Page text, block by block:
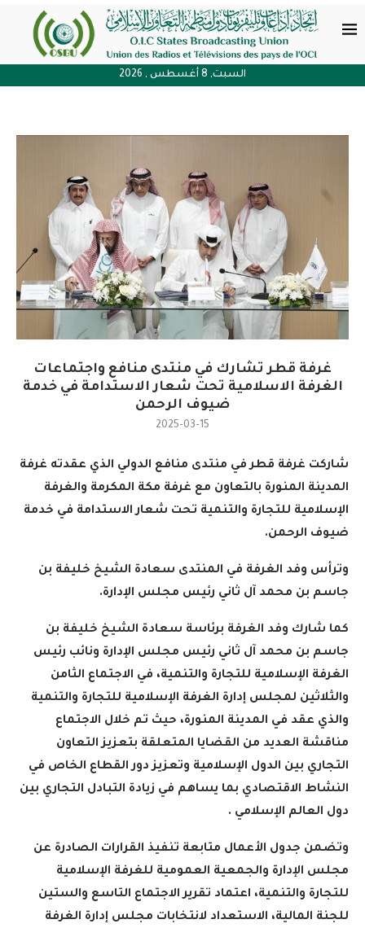
السبت, 8 أغسطس , 2026
غرفة قطر تشارك في منتدى منافع واجتماعات
الغرفة الاسلامية تحت شعار الاستدامة في خدمة
ضيوف الرحمن
2025-03-15
شاركت غرفة قطر في منتدى منافع الدولي الذي عقدته غرفة
المدينة المنورة بالتعاون مع غرفة مكة المكرمة والغرفة
الإسلامية للتجارة والتنمية تحت شعار الاستدامة في خدمة
ضيوف الرحمن.
وترأس وفد الغرفة في المنتدى سعادة الشيخ خليفة بن
جاسم بن محمد آل ثاني رئيس مجلس الإدارة.
كما شارك وفد الغرفة برئاسة سعادة الشيخ خليفة بن
جاسم بن محمد آل ثاني رئيس مجلس الإدارة ونائب رئيس
الغرفة الإسلامية للتجارة والتنمية، في الاجتماع الثامن
والثلاثين لمجلس إدارة الغرفة الإسلامية للتجارة والتنمية
والذي عقد في المدينة المنورة، حيث تم خلال الاجتماع
مناقشة العديد من القضايا المتعلقة بتعزيز التعاون
التجاري بين الدول الإسلامية وتعزيز دور القطاع الخاص في
النشاط الاقتصادي بما يساهم في زيادة التبادل التجاري بين
دول العالم الإسلامي .
وتضمن جدول الأعمال متابعة تنفيذ القرارات الصادرة عن
مجلس الإدارة والجمعية العمومية للغرفة الإسلامية
للتجارة والتنمية، اعتماد تقرير الاجتماع التاسع والستين
للجنة المالية، الاستعداد لانتخابات مجلس إدارة الغرفة